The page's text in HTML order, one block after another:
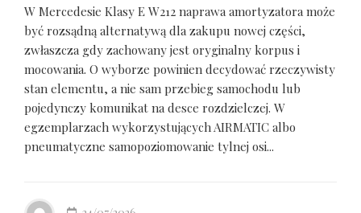
W Mercedesie Klasy E W212 naprawa amortyzatora może
być rozsądną alternatywą dla zakupu nowej części,
zwłaszcza gdy zachowany jest oryginalny korpus i
mocowania. O wyborze powinien decydować rzeczywisty
stan elementu, a nie sam przebieg samochodu lub
pojedynczy komunikat na desce rozdzielczej. W
egzemplarzach wykorzystujących AIRMATIC albo
pneumatyczne samopoziomowanie tylnej osi...